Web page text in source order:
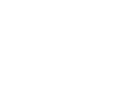
邦商業銀行